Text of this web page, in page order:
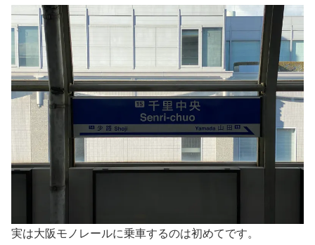
実は大阪モノレールに乗車するのは初めてです。